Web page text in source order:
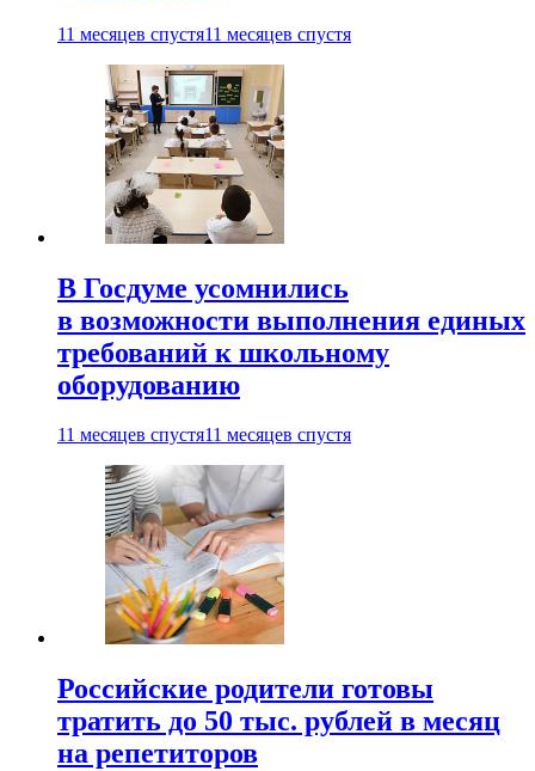
11 месяцев спустя11 месяцев спустя
В Госдуме усомнились
в возможности выполнения единых
требований к школьному
оборудованию
11 месяцев спустя11 месяцев спустя
Российские родители готовы
тратить до 50 тыс. рублей в месяц
на репетиторов